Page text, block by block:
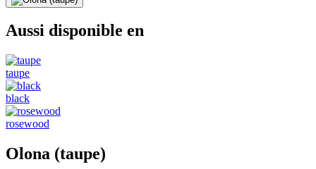
Aussi disponible en
taupe
black
rosewood
Olona (taupe)